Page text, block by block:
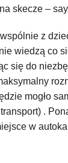
skecze –
z
wiedzą co
się do
mogło
.
w